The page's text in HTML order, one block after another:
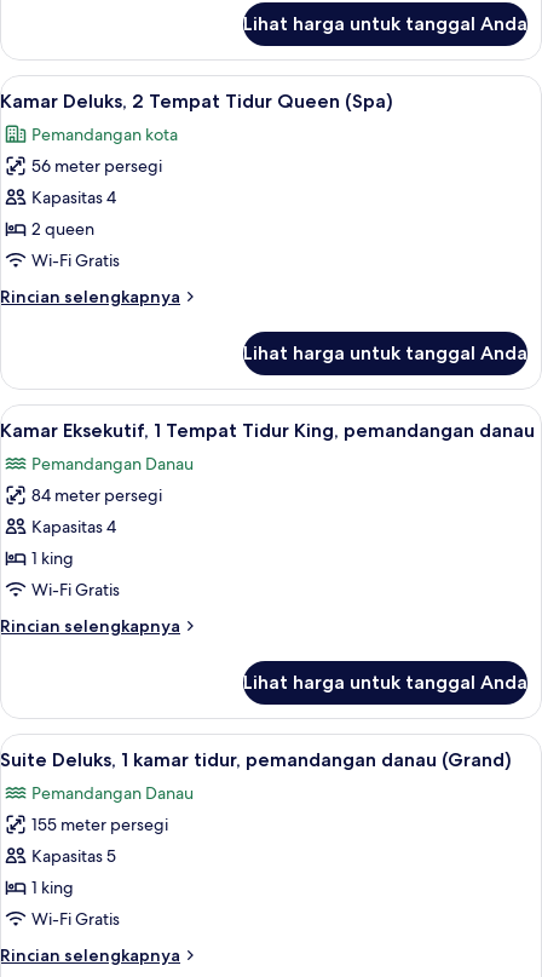
sungai
Kamar
Deluks,
2
Tidur
Queen,
sungai
Lihat harga untuk tanggal Anda
Lihat
semua
foto
untuk
Kamar
Deluks,
2
Tidur
Kamar Deluks, 2 Tempat Tidur
6
Kamar Deluks, 2 Tempat Tidur Queen (Spa)
Pemandangan kota
56 meter persegi
Kapasitas 4
2 queen
Wi-Fi Gratis
Rincian selengkapnya
Rincian
Kamar
Deluks,
2
Tidur
Queen
Lihat harga untuk tanggal Anda
Lihat
semua
foto
untuk
Kamar
Eksekutif,
1
Tidur
danau
Kamar Eksekutif, 1 Tempat Tidur
4
Kamar Eksekutif, 1 Tempat Tidur King, pemandangan danau
Pemandangan Danau
84 meter persegi
Kapasitas 4
1 king
Wi-Fi Gratis
Rincian selengkapnya
Rincian
Kamar
Eksekutif,
1
Tidur
King,
danau
Lihat harga untuk tanggal Anda
Lihat
semua
foto
untuk
Suite
Deluks,
1
tidur,
Seprai premium, selimut bulu
7
Suite Deluks, 1 kamar tidur, pemandangan danau (Grand)
Pemandangan Danau
155 meter persegi
Kapasitas 5
1 king
Wi-Fi Gratis
Rincian selengkapnya
Rincian